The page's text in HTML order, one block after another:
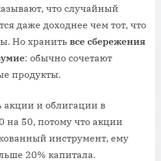
что случайный
даже доходнее чем тот, что
Но хранить все сбережения
: обычно сочетают
продукты.
акции и облигации в
на 50, потому что акции
инструмент, ему
20% капитала.